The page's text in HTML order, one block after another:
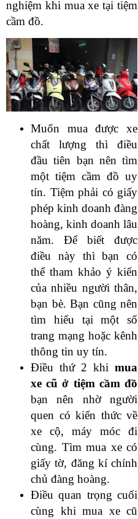
nghiệm khi mua xe tại tiệm
cầm đồ.
Muốn mua được xe
chất lượng thì điều
đầu tiên bạn nên tìm
một tiệm cầm đồ uy
tín. Tiệm phải có giấy
phép kinh doanh đàng
hoàng, kinh doanh lâu
năm. Để biết được
điều này thì bạn có
thể tham khảo ý kiến
của nhiều người thân,
bạn bè. Bạn cũng nên
tìm hiểu tại một số
trang mạng hoặc kênh
thông tin uy tín.
Điều thứ 2 khi mua
xe cũ ở tiệm cầm đồ
bạn nên nhờ người
quen có kiến thức về
xe cộ, máy móc đi
cùng. Tìm mua xe có
giấy tờ, đăng kí chính
chủ đàng hoàng.
Điều quan trọng cuối
cùng khi mua xe cũ